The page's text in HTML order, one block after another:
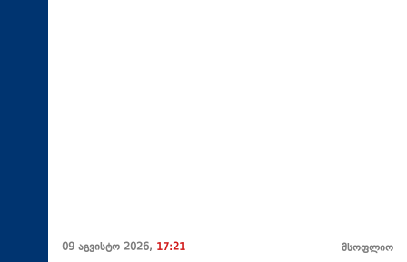
09 აგვისტო 2026, 17:21 მსოფლიო